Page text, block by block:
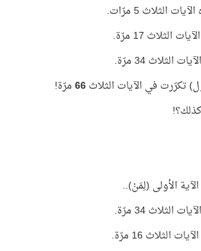
الثلاث 5 مرّات.
17 مرّة.
34 مرّة.
في الآيات الثلاث66مرّة!
الأولى (لِمَنْ)..
34 مرّة.
الثلاث 16 مرّة.